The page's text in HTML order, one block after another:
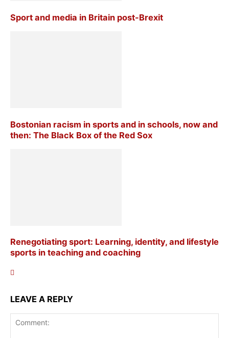
Sport and media in Britain post-Brexit
Bostonian racism in sports and in schools, now and
then: The Black Box of the Red Sox
Renegotiating sport: Learning, identity, and lifestyle
sports in teaching and coaching
LEAVE A REPLY